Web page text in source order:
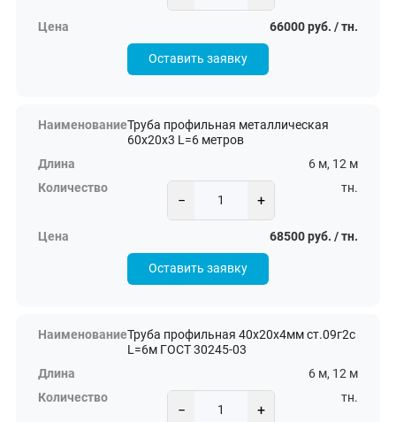
66000 руб. / тн.
Оставить заявку
Труба профильная металлическая
60х20х3 L=6 метров
6 м, 12 м
− +
тн.
68500 руб. / тн.
Оставить заявку
Труба профильная 40х20х4мм ст.09г2с
L=6м ГОСТ 30245-03
6 м, 12 м
− +
тн.